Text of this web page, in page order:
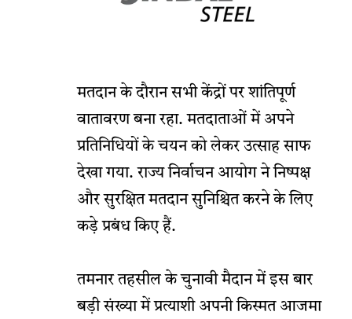
मतदान के दौरान सभी केंद्रों पर शांतिपूर्ण
वातावरण बना रहा. मतदाताओं में अपने
प्रतिनिधियों के चयन को लेकर उत्साह साफ
देखा गया. राज्य निर्वाचन आयोग ने निष्पक्ष
और सुरक्षित मतदान सुनिश्चित करने के लिए
कड़े प्रबंध किए हैं.
तमनार तहसील के चुनावी मैदान में इस बार
बड़ी संख्या में प्रत्याशी अपनी किस्मत आजमा